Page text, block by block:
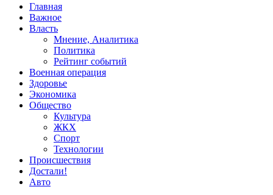
Главная
Важное
Власть
Мнение, Аналитика
Политика
Рейтинг событий
Военная операция
Здоровье
Экономика
Общество
Культура
ЖКХ
Спорт
Технологии
Происшествия
Достали!
Авто